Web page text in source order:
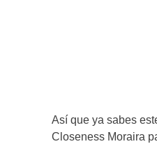
Así que ya sabes
Closeness Moraira